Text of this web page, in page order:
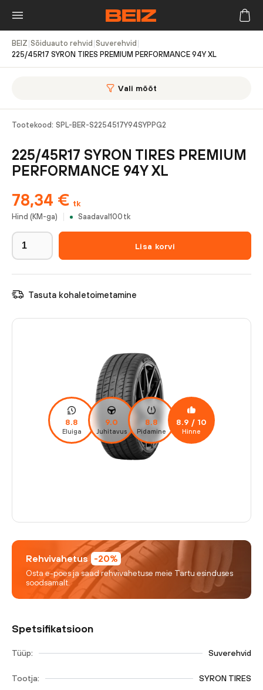
BEIZ Sõiduauto rehvid Suverehvid
225/45R17 SYRON TIRES PREMIUM PERFORMANCE 94Y XL
Vali mõõt
8.8
Eluiga
9.0
Juhitavus
8.8
Pidamine
8.9 / 10
Hinne
Rehvivahetus -20%
Osta e-poes ja saad rehvivahetuse meie Tartu esinduses
soodsamalt.
Spetsifikatsioon
Tüüp: Suverehvid
Tootja: SYRON TIRES
Tootekood: SPL-BER-S2254517Y94SYPPG2
225/45R17 SYRON TIRES PREMIUM
PERFORMANCE 94Y XL
78,34 € tk
Hind (KM-ga) Saadaval 100 tk
Lisa korvi
Tasuta kohaletoimetamine